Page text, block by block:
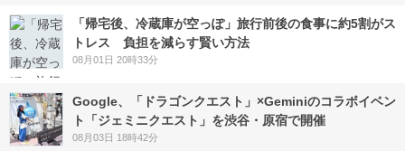
「帰宅後、冷蔵庫が空っぽ」旅行前後の食事に約5割がス
トレス 負担を減らす賢い方法
08月01日 20時33分
Google、「ドラゴンクエスト」×Geminiのコラボイベン
ト「ジェミニクエスト」を渋谷・原宿で開催
08月03日 18時42分